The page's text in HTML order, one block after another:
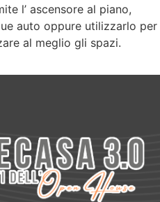
l’ ascensore al piano,
auto oppure utilizzarlo per
al meglio gli spazi.